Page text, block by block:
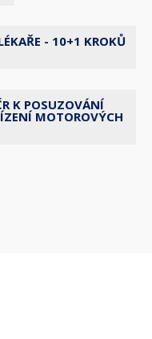
- 10+1 KROKŮ
K POSUZOVÁNÍ
MOTOROVÝCH